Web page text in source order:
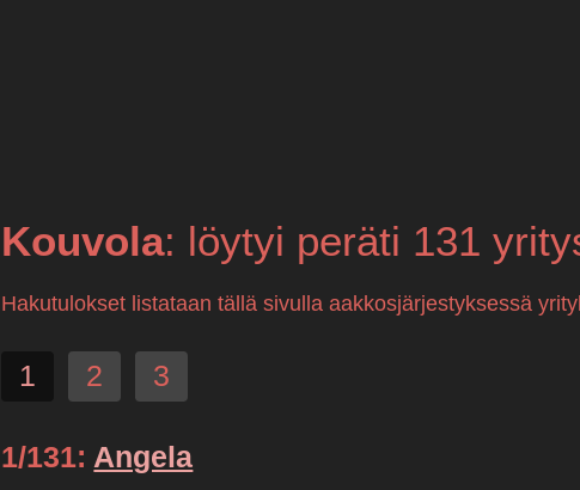
Kouvola: löytyi peräti 131
Hakutulokset listataan tällä sivulla aakkosjärjestyksessä
1 2 3
1/131: Angela